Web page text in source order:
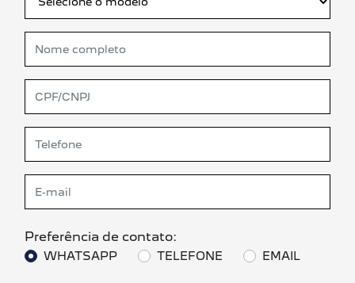
Preferência de contato:
WHATSAPP TELEFONE EMAIL